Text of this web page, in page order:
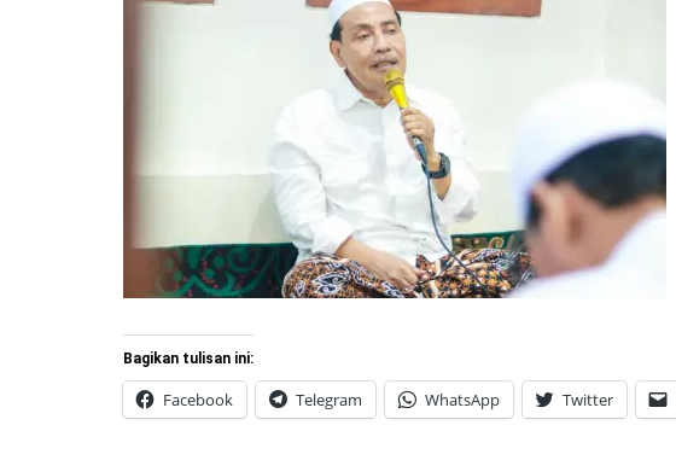
Bagikan tulisan ini:
Facebook Telegram WhatsApp Twitter